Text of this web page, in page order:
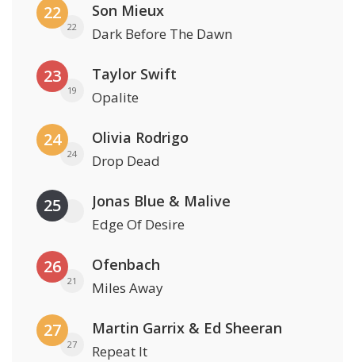
22
22
Son Mieux
Dark Before The Dawn
23
19
Taylor Swift
Opalite
24
24
Olivia Rodrigo
Drop Dead
25 Jonas Blue & Malive
Edge Of Desire
26
21
Ofenbach
Miles Away
27
27
Martin Garrix & Ed Sheeran
Repeat It